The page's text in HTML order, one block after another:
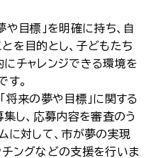
目標」を明確に持ち、自
を目的とし、子どもたち
チャレンジできる環境を
す。
来の夢や目標」に関する
集し、応募内容を審査のう
に対して、市が夢の実現
ングなどの支援を行いま